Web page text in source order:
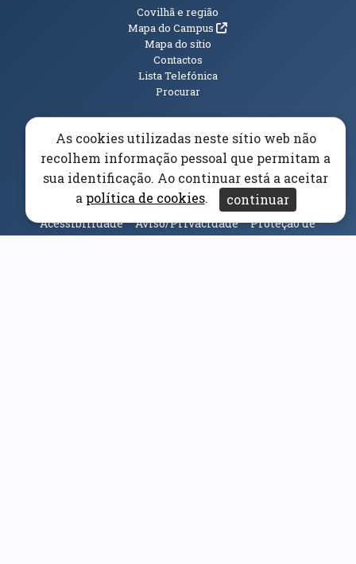
Informações Adicionais
Covilhã e região
Mapa do Campus(abre em nova janela)
Mapa do sítio
Contactos
Lista Telefónica
Procurar
Elogios, Sugestões e Reclamações Livro Amarelo
Canal Denúncia(abre em nova janela)
Acessibilidade Aviso/Privacidade
Proteção de
Dados
As cookies utilizadas neste sítio web não
recolhem informação pessoal que permitam a
sua identificação. Ao continuar está a aceitar
a política de cookies. continuar